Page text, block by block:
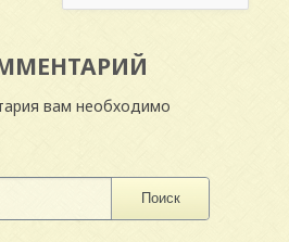
вам необходимо
Поиск